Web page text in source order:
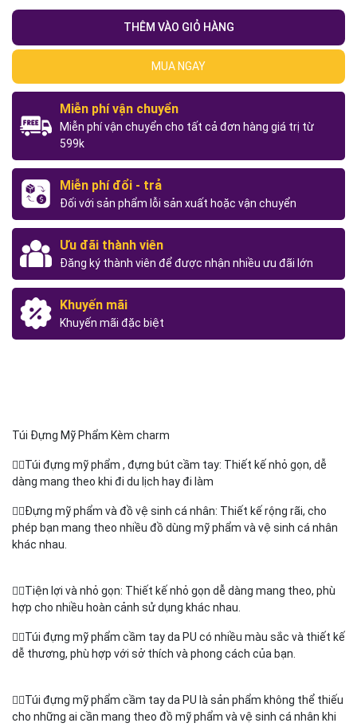
THÊM VÀO GIỎ HÀNG
MUA NGAY
Miễn phí vận chuyển
Miễn phí vận chuyển cho tất cả đơn hàng giá trị từ
599k
Miễn phí đổi - trả
Đối với sản phẩm lỗi sản xuất hoặc vận chuyển
Ưu đãi thành viên
Đăng ký thành viên để được nhận nhiều ưu đãi lớn
Khuyến mãi
Khuyến mãi đặc biệt
Túi Đựng Mỹ Phẩm Kèm charm
👉🏻Túi đựng mỹ phẩm , đựng bút cầm tay: Thiết kế nhỏ gọn, dễ
dàng mang theo khi đi du lịch hay đi làm
👉🏻Đựng mỹ phẩm và đồ vệ sinh cá nhân: Thiết kế rộng rãi, cho
phép bạn mang theo nhiều đồ dùng mỹ phẩm và vệ sinh cá nhân
khác nhau.
👉🏻Tiện lợi và nhỏ gọn: Thiết kế nhỏ gọn dễ dàng mang theo, phù
hợp cho nhiều hoàn cảnh sử dụng khác nhau.
👉🏻Túi đựng mỹ phẩm cầm tay da PU có nhiều màu sắc và thiết kế
dễ thương, phù hợp với sở thích và phong cách của bạn.
👉🏻Túi đựng mỹ phẩm cầm tay da PU là sản phẩm không thể thiếu
cho những ai cần mang theo đồ mỹ phẩm và vệ sinh cá nhân khi